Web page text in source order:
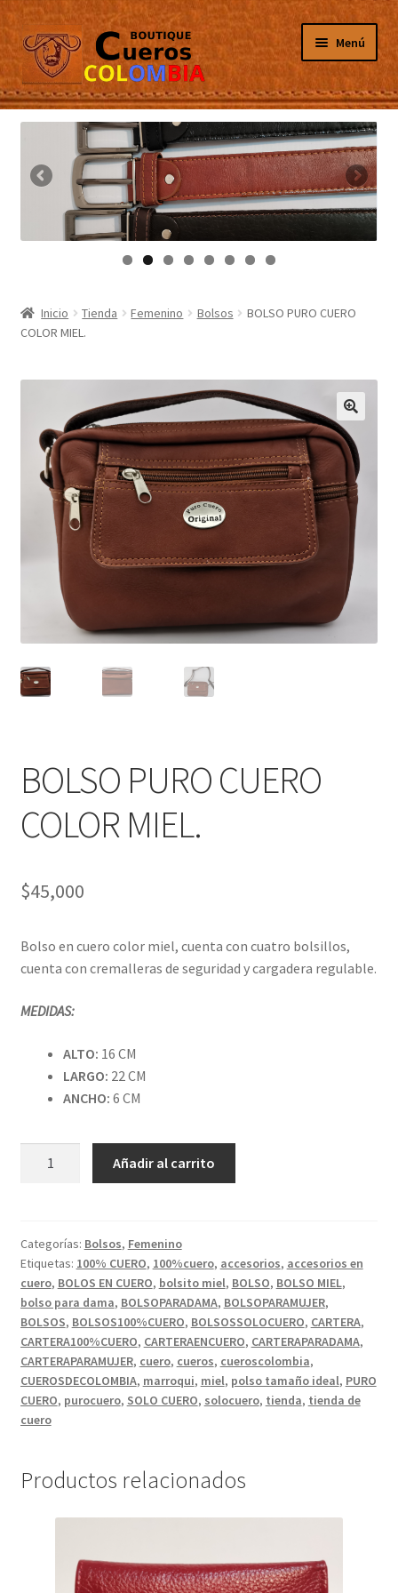
Ir
a
la
navegación
Ir
al
contenido
Menú
Inicio
Masculino
Femenino
Infantil
Pisabilletes
sombreros
Inicio Tienda Femenino Bolsos
BOLSO PURO CUERO
COLOR MIEL.
BOLSO PURO CUERO
COLOR MIEL.
$45,000
Bolso en cuero color miel, cuenta con cuatro bolsillos,
cuenta con cremalleras de seguridad y cargadera regulable.
MEDIDAS:
ALTO: 16 CM
LARGO: 22 CM
ANCHO: 6 CM
MIEL.
cantidad
Añadir al carrito
Categorías: Bolsos, Femenino
Etiquetas: 100% CUERO, 100%cuero, accesorios, accesorios en
cuero, BOLOS EN CUERO, bolsito miel, BOLSO, BOLSO MIEL,
bolso para dama, BOLSOPARADAMA, BOLSOPARAMUJER,
BOLSOS, BOLSOS100%CUERO, BOLSOSSOLOCUERO, CARTERA,
CARTERA100%CUERO, CARTERAENCUERO, CARTERAPARADAMA,
CARTERAPARAMUJER, cuero, cueros, cueroscolombia,
CUEROSDECOLOMBIA, marroqui, miel, polso tamaño ideal, PURO
CUERO, purocuero, SOLO CUERO, solocuero, tienda, tienda de
cuero
Productos relacionados